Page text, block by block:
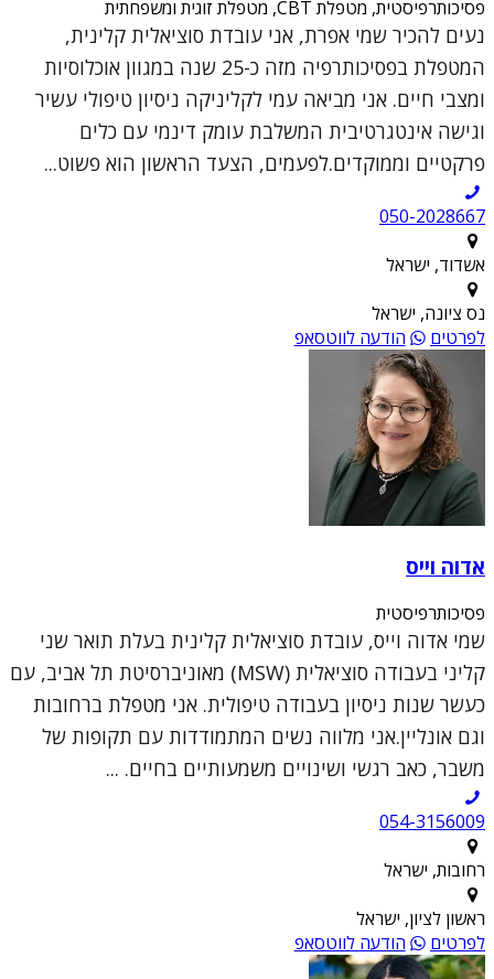
פסיכותרפיסטית, מטפלת CBT, מטפלת זוגית ומשפחתית
נעים להכיר שמי אפרת, אני עובדת סוציאלית קלינית,
המטפלת בפסיכותרפיה מזה כ-25 שנה במגוון אוכלוסיות
ומצבי חיים. אני מביאה עמי לקליניקה ניסיון טיפולי עשיר
וגישה אינטגרטיבית המשלבת עומק דינמי עם כלים
פרקטיים וממוקדים.לפעמים, הצעד הראשון הוא פשוט...
050-2028667
אשדוד, ישראל
נס ציונה, ישראל
לפרטים
הודעה לווטסאפ
אדוה וייס
פסיכותרפיסטית
שמי אדוה וייס, עובדת סוציאלית קלינית בעלת תואר שני
קליני בעבודה סוציאלית (MSW) מאוניברסיטת תל אביב, עם
כעשר שנות ניסיון בעבודה טיפולית. אני מטפלת ברחובות
וגם אונליין.אני מלווה נשים המתמודדות עם תקופות של
משבר, כאב רגשי ושינויים משמעותיים בחיים. ...
054-3156009
רחובות, ישראל
ראשון לציון, ישראל
לפרטים
הודעה לווטסאפ